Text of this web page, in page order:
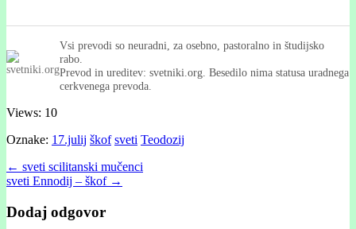
Vsi prevodi so neuradni, za osebno, pastoralno in študijsko
rabo.
Prevod in ureditev: svetniki.org. Besedilo nima statusa uradnega
cerkvenega prevoda.
Views: 10
Oznake: 17.julij škof sveti Teodozij
Post
navigation
← sveti scilitanski mučenci
sveti Ennodij – škof →
Dodaj odgovor